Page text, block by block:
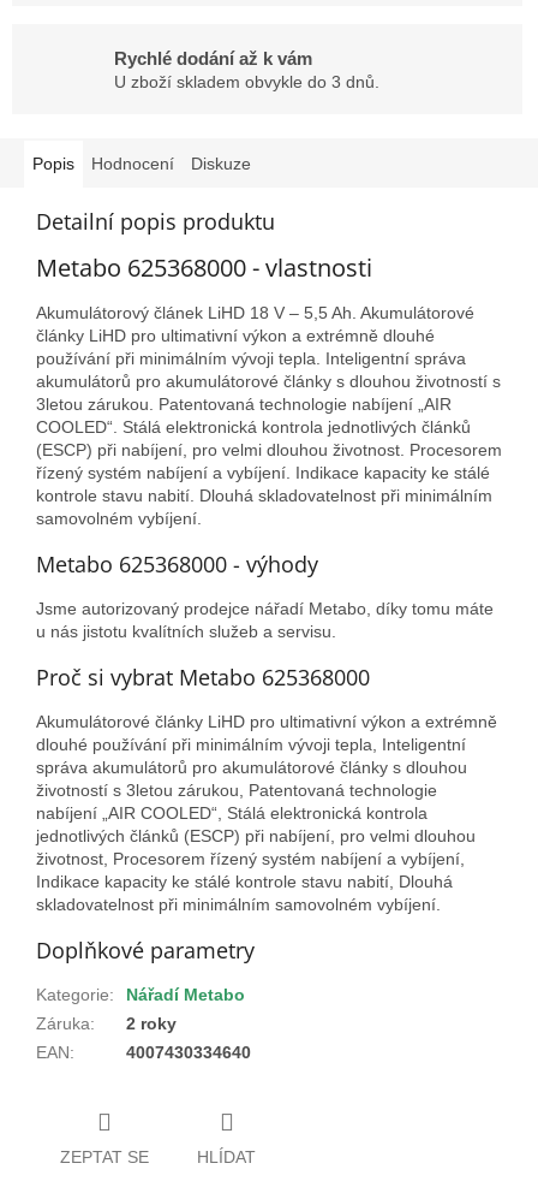
Rychlé dodání až k vám
U zboží skladem obvykle do 3 dnů.
Popis Hodnocení Diskuze
Detailní popis produktu
Metabo 625368000 - vlastnosti
Akumulátorový článek LiHD 18 V – 5,5 Ah. Akumulátorové
články LiHD pro ultimativní výkon a extrémně dlouhé
používání při minimálním vývoji tepla. Inteligentní správa
akumulátorů pro akumulátorové články s dlouhou životností s
3letou zárukou. Patentovaná technologie nabíjení „AIR
COOLED“. Stálá elektronická kontrola jednotlivých článků
(ESCP) při nabíjení, pro velmi dlouhou životnost. Procesorem
řízený systém nabíjení a vybíjení. Indikace kapacity ke stálé
kontrole stavu nabití. Dlouhá skladovatelnost při minimálním
samovolném vybíjení.
Metabo 625368000 - výhody
Jsme autorizovaný prodejce nářadí Metabo, díky tomu máte
u nás jistotu kvalítních služeb a servisu.
Proč si vybrat Metabo 625368000
Akumulátorové články LiHD pro ultimativní výkon a extrémně
dlouhé používání při minimálním vývoji tepla, Inteligentní
správa akumulátorů pro akumulátorové články s dlouhou
životností s 3letou zárukou, Patentovaná technologie
nabíjení „AIR COOLED“, Stálá elektronická kontrola
jednotlivých článků (ESCP) při nabíjení, pro velmi dlouhou
životnost, Procesorem řízený systém nabíjení a vybíjení,
Indikace kapacity ke stálé kontrole stavu nabití, Dlouhá
skladovatelnost při minimálním samovolném vybíjení.
Doplňkové parametry
Kategorie:
Nářadí Metabo
Záruka:
2 roky
EAN: 4007430334640
ZEPTAT SE HLÍDAT